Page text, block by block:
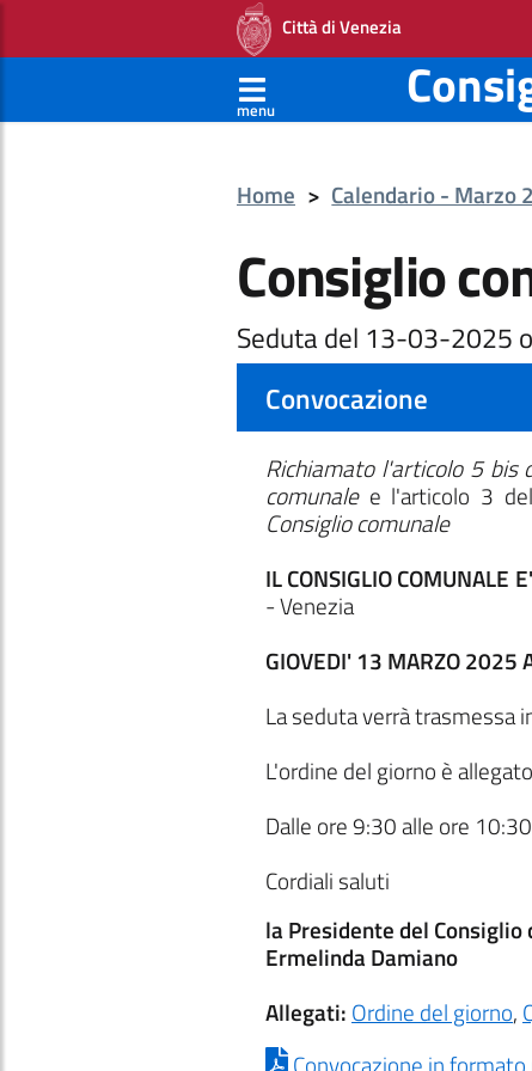
Città di Venezia
menu
Home > Calendario - Marzo
Consiglio
Seduta del 13-03-2025
Convocazione
Richiamato l'articolo 5 bis
comunalee l'articolo 3 del
Consiglio comunale
IL CONSIGLIO COMUNALE
- Venezia
GIOVEDI' 13 MARZO 2025
La seduta verrà trasmessa
L'ordine del giorno è
Dalle ore 9:30 alle ore
Cordiali saluti
la Presidente del Consiglio
Ermelinda Damiano
Allegati: Ordine del giorno,